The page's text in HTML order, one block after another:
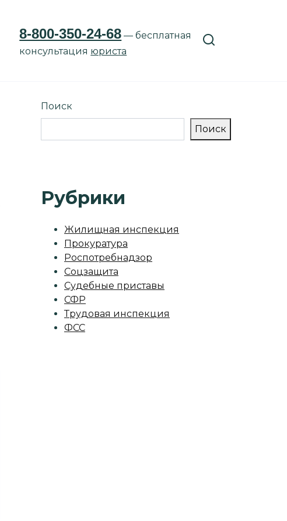
8-800-350-24-68 — бесплатная
консультация юриста
Поиск
Поиск
Рубрики
Жилищная инспекция
Прокуратура
Роспотребнадзор
Соцзащита
Судебные приставы
СФР
Трудовая инспекция
ФСС